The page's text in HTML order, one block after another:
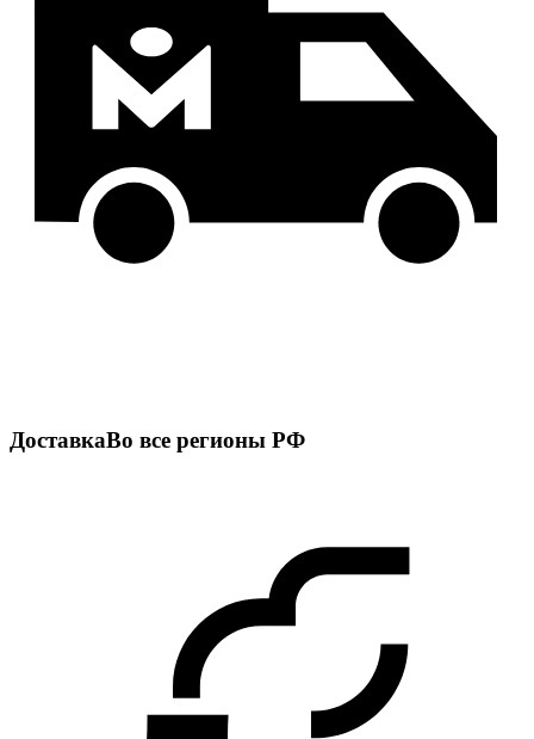
ДоставкаВо все регионы РФ